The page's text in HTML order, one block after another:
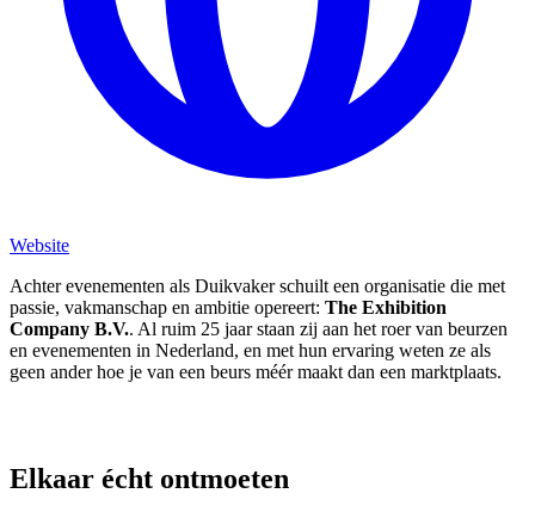
Website
Achter evenementen als Duikvaker schuilt een organisatie die met
passie, vakmanschap en ambitie opereert: The Exhibition
Company B.V.. Al ruim 25 jaar staan zij aan het roer van beurzen
en evenementen in Nederland, en met hun ervaring weten ze als
geen ander hoe je van een beurs méér maakt dan een marktplaats.
Elkaar écht ontmoeten